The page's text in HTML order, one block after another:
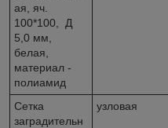
ая, яч.
100*100, Д
5,0 мм,
белая,
материал -
полиамид
Сетка
заградительн
узловая